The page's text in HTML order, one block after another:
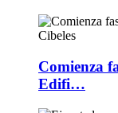
Comienza
Edifi…